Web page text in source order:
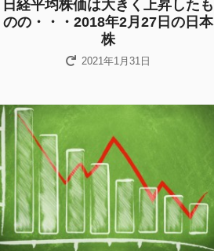
日経平均株価は大きく上昇したも
のの・・・2018年2月27日の日本
株
2021年1月31日